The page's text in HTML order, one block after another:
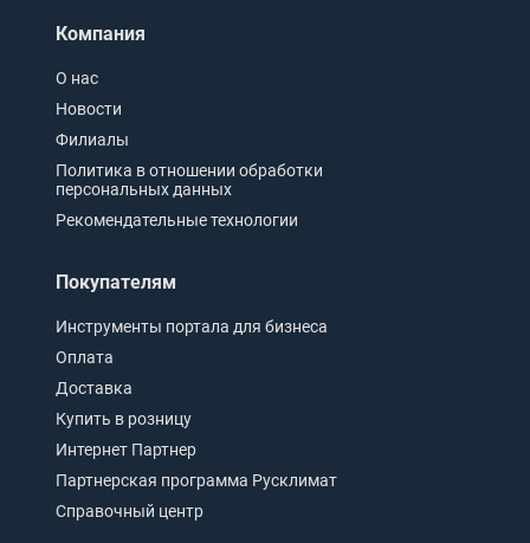
Компания
О нас
Новости
Филиалы
Политика в отношении обработки
персональных данных
Рекомендательные технологии
Покупателям
Инструменты портала для бизнеса
Оплата
Доставка
Купить в розницу
Интернет Партнер
Партнерская программа Русклимат
Справочный центр